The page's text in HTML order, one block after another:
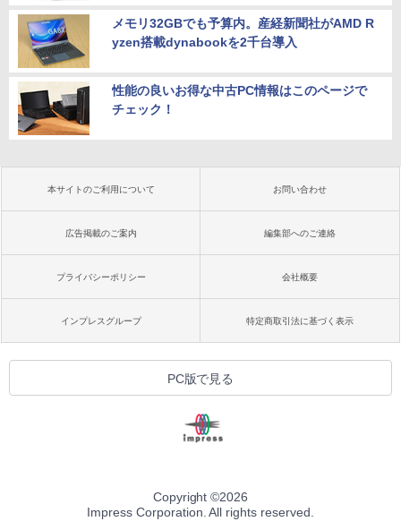
メモリ32GBでも予算内。産経新聞社がAMD R
yzen搭載dynabookを2千台導入
性能の良いお得な中古PC情報はこのページで
チェック！
本サイトのご利用について お問い合わせ
広告掲載のご案内 編集部へのご連絡
プライバシーポリシー 会社概要
インプレスグループ 特定商取引法に基づく表示
PC版で見る
Copyright ©2026
Impress Corporation. All rights reserved.